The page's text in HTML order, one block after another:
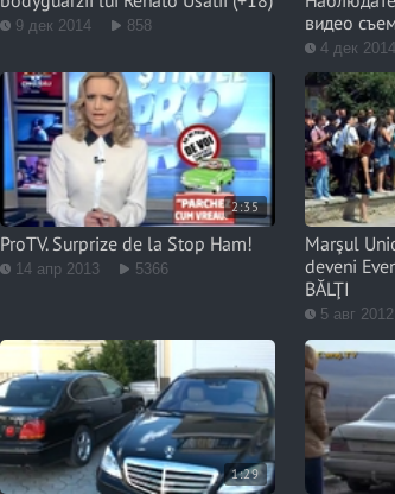
9 дек 2014 858
видео
4 дек 2014
2:35
ProTV. Surprize de la Stop Ham!
14 апр 2013 5366
Marşul
deveni
BĂLŢI
5 авг 2012
1:29